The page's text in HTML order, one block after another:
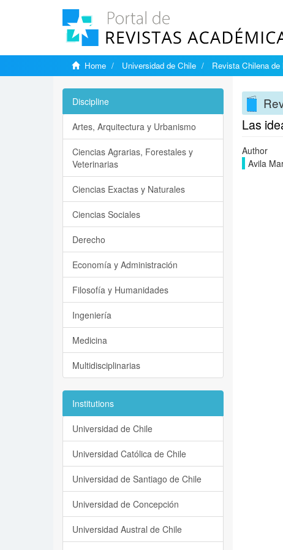
Home Universidad de Chile Revista Chilena
Las
Author
Avila
Discipline
Artes, Arquitectura y Urbanismo
Ciencias Agrarias, Forestales y
Veterinarias
Ciencias Exactas y Naturales
Ciencias Sociales
Derecho
Economía y Administración
Filosofía y Humanidades
Ingeniería
Medicina
Multidisciplinarias
Institutions
Universidad de Chile
Universidad Católica de Chile
Universidad de Santiago de Chile
Universidad de Concepción
Universidad Austral de Chile